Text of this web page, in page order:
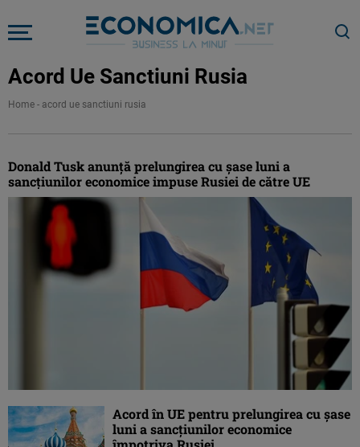
Acord Ue Sanctiuni Rusia
Home - acord ue sanctiuni rusia
Donald Tusk anunţă prelungirea cu şase luni a
sancţiunilor economice impuse Rusiei de către UE
Acord în UE pentru prelungirea cu şase
luni a sancţiunilor economice